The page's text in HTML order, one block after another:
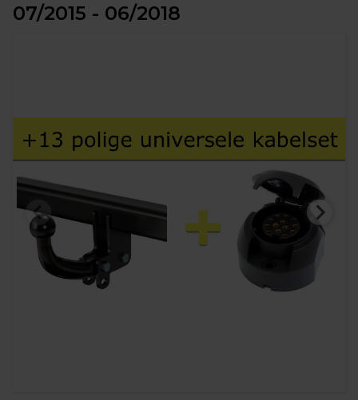
07/2015 - 06/2018